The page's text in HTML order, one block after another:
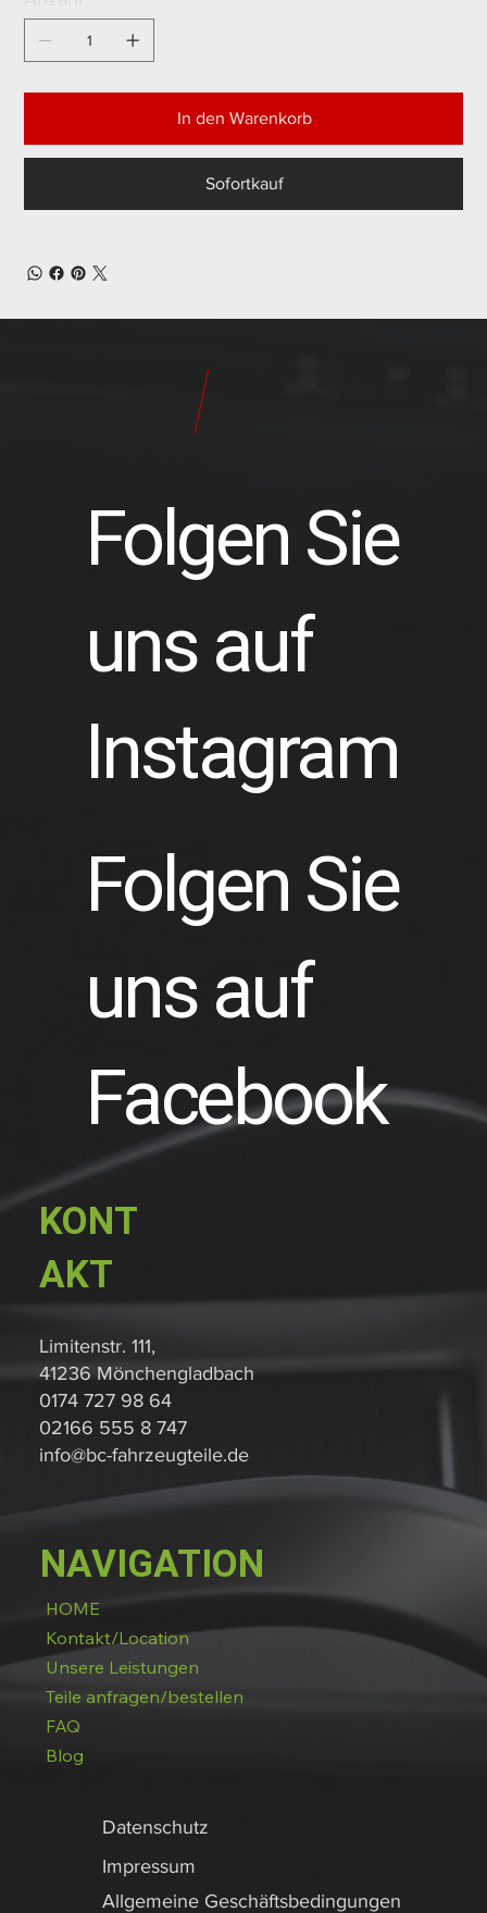
In den Warenkorb
Sofortkauf
Folgen Sie
uns auf
Instagram
Folgen Sie
uns auf
Facebook
Datenschutz
Impressum
Allgemeine Geschäftsbedingungen
NAVIGATION
HOME
Kontakt/Location
Unsere Leistungen
Teile anfragen/bestellen
FAQ
Blog
KONT
AKT
Limitenstr. 111,
41236 Mönchengladbach
0174 727 98 64
02166 555 8 747
info@bc-fahrzeugteile.de